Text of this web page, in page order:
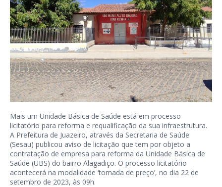
Mais um Unidade Básica de Saúde está em processo
licitatório para reforma e requalificação da sua infraestrutura.
A Prefeitura de Juazeiro, através da Secretaria de Saúde
(Sesau) publicou aviso de licitação que tem por objeto a
contratação de empresa para reforma da Unidade Básica de
Saúde (UBS) do bairro Alagadiço. O processo licitatório
acontecerá na modalidade ‘tomada de preço’, no dia 22 de
setembro de 2023, às 09h.